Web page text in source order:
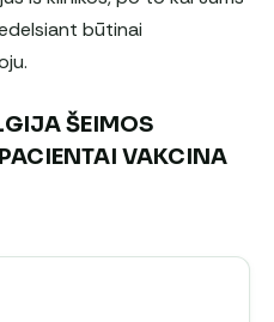
būtinai
ŠEIMOS
VAKCINA